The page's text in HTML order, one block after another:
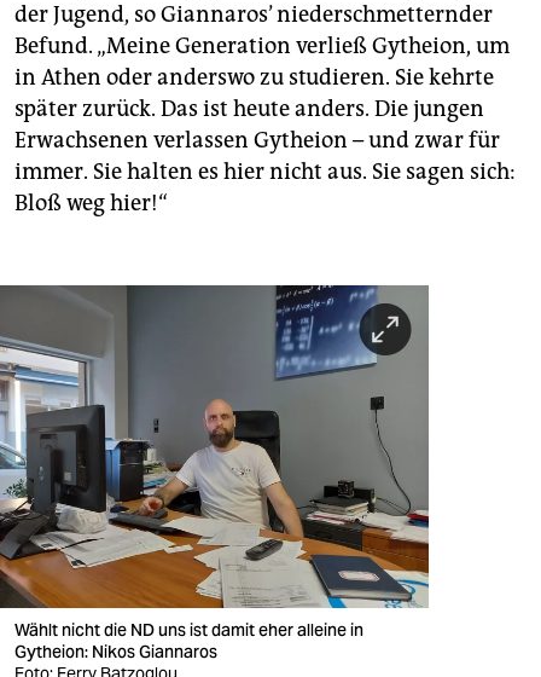
der Jugend, so Giannaros’ niederschmetternder
Befund. „Meine Generation verließ Gytheion, um
in Athen oder anderswo zu studieren. Sie kehrte
später zurück. Das ist heute anders. Die jungen
Erwachsenen verlassen Gytheion – und zwar für
immer. Sie halten es hier nicht aus. Sie sagen sich:
Bloß weg hier!“
Wählt nicht die ND uns ist damit eher alleine in
Gytheion: Nikos Giannaros